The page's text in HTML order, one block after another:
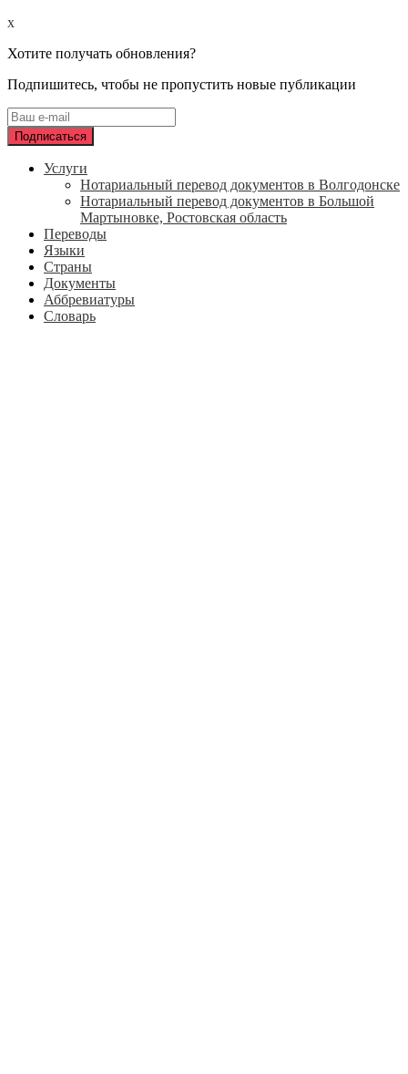
x
Хотите получать обновления?
Подпишитесь, чтобы не пропустить новые публикации
Услуги
Нотариальный перевод документов в Волгодонске
Нотариальный перевод документов в Большой
Мартыновке, Ростовская область
Переводы
Языки
Страны
Документы
Аббревиатуры
Словарь